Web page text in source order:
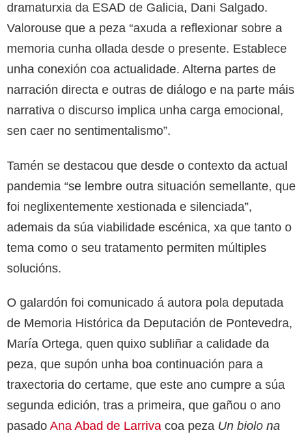
dramaturxia da ESAD de Galicia, Dani Salgado.
Valorouse que a peza “axuda a reflexionar sobre a
memoria cunha ollada desde o presente. Establece
unha conexión coa actualidade. Alterna partes de
narración directa e outras de diálogo e na parte máis
narrativa o discurso implica unha carga emocional,
sen caer no sentimentalismo”.
Tamén se destacou que desde o contexto da actual
pandemia “se lembre outra situación semellante, que
foi neglixentemente xestionada e silenciada”,
ademais da súa viabilidade escénica, xa que tanto o
tema como o seu tratamento permiten múltiples
solucións.
O galardón foi comunicado á autora pola deputada
de Memoria Histórica da Deputación de Pontevedra,
María Ortega, quen quixo subliñar a calidade da
peza, que supón unha boa continuación para a
traxectoria do certame, que este ano cumpre a súa
segunda edición, tras a primeira, que gañou o ano
pasado Ana Abad de Larriva coa peza Un biolo na